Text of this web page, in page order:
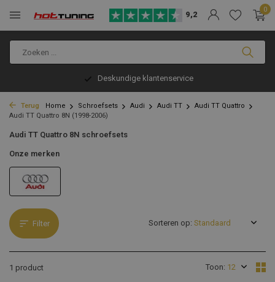
9,2
0
Deskundige klantenservice
Terug Home Schroefsets Audi Audi TT
Audi TT Quattro
Audi TT Quattro 8N (1998-2006)
Audi TT Quattro 8N schroefsets
Onze merken
Filter
1 product Toon:
Sorteren op: